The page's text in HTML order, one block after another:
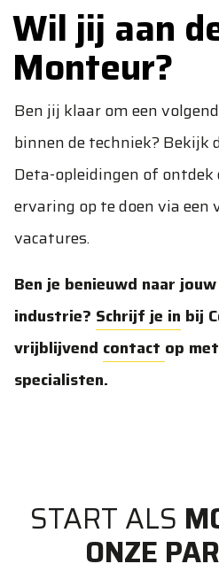
Wil jij aan
Monteur?
Ben jij klaar om een
binnen de techniek? Bekijk
Deta-opleidingen of ontdek
ervaring op te doen via een
vacatures.
Ben je benieuwd naar
industrie? Schrijf je in bij
vrijblijvend contact op
specialisten.
START ALS
ONZE